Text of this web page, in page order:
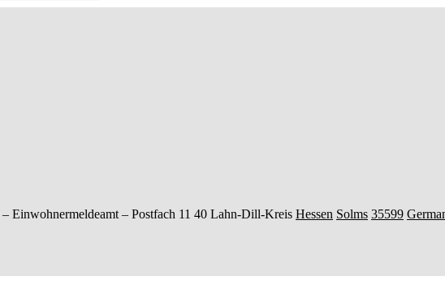
– Einwohnermeldeamt – Postfach 11 40 Lahn-Dill-Kreis Hessen Solms 35599